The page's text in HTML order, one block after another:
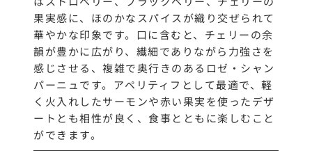
果実感に、ほのかなスパイスが織り交ぜられて
華やかな印象です。口に含むと、チェリーの余
韻が豊かに広がり、繊細でありながら力強さを
感じさせる、複雑で奥行きのあるロゼ・シャン
パーニュです。アペリティフとして最適で、軽
く火入れしたサーモンや赤い果実を使ったデザ
ートとも相性が良く、食事とともに楽しむこと
ができます。